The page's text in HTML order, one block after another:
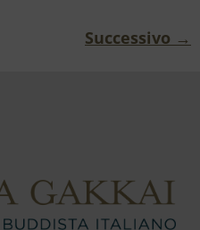
Successivo →